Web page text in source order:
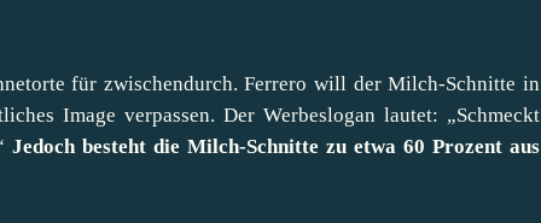
für zwischendurch. Ferrero will der Milch-Schnitte in
Image verpassen. Der Werbeslogan lautet: „Schmeckt
Jedoch besteht die Milch-Schnitte zu etwa 60 Prozent aus